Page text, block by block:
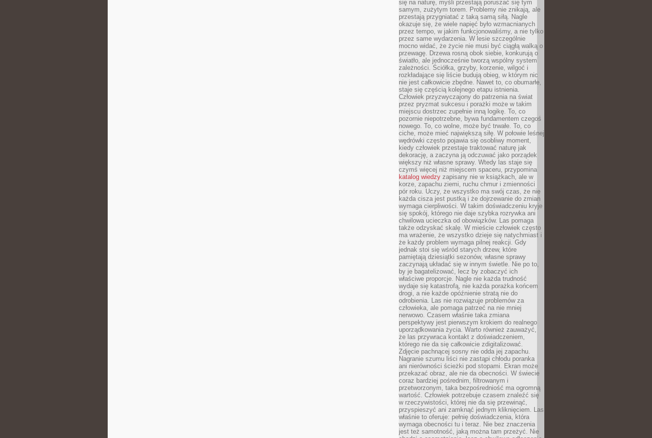
się na naturę, myśli przestają poruszać się tym
samym, zużytym torem. Problemy nie znikają, ale
przestają przygniatać z taką samą siłą. Nagle
okazuje się, że wiele napięć było wzmacnianych
przez tempo, w jakim funkcjonowaliśmy, a nie tylko
przez same wydarzenia. W lesie szczególnie
mocno widać, że życie nie musi być ciągłą walką o
przewagę. Drzewa rosną obok siebie, konkurują o
światło, ale jednocześnie tworzą wspólny system
zależności. Ściółka, grzyby, korzenie, wilgoć i
rozkładające się liście budują obieg, w którym nic
nie jest całkowicie zbędne. Nawet to, co obumarłe,
staje się częścią kolejnego etapu istnienia.
Człowiek przyzwyczajony do patrzenia na świat
przez pryzmat sukcesu i porażki może w takim
miejscu dostrzec zupełnie inną logikę. To, co
pozornie niepotrzebne, bywa fundamentem czegoś
nowego. To, co wolne, może być trwałe. To, co
ciche, może mieć największą siłę. W połowie leśnej
wędrówki często pojawia się osobliwy moment,
kiedy człowiek przestaje traktować naturę jak
dekorację, a zaczyna ją odczuwać jako porządek
większy niż własne sprawy. Wtedy las staje się
czymś więcej niż miejscem spaceru, przypomina
katalog wiedzy zapisany nie w książkach, ale w
korze, zapachu ziemi, ruchu chmur i zmienności
pór roku. Uczy, że wszystko ma swój czas, że nie
każda cisza jest pustką i że dojrzewanie do zmian
wymaga cierpliwości. W takim doświadczeniu kryje
się spokój, którego nie daje szybka rozrywka ani
chwilowa ucieczka od obowiązków. Las pomaga
także odzyskać skalę. W mieście człowiek często
ma wrażenie, że wszystko dzieje się natychmiast i
że każdy problem wymaga pilnej reakcji. Gdy
jednak stoi się wśród starych drzew, które
pamiętają dziesiątki sezonów, własne sprawy
zaczynają układać się w innym świetle. Nie po to,
by je bagatelizować, lecz by zobaczyć ich
właściwe proporcje. Nagle nie każda trudność
wydaje się katastrofą, nie każda porażka końcem
drogi, a nie każde opóźnienie stratą nie do
odrobienia. Las nie rozwiązuje problemów za
człowieka, ale pomaga patrzeć na nie mniej
nerwowo. Czasem właśnie taka zmiana
perspektywy jest pierwszym krokiem do realnego
uporządkowania życia. Warto również zauważyć,
że las przywraca kontakt z doświadczeniem,
którego nie da się całkowicie zdigitalizować.
Zdjęcie pachnącej sosny nie odda jej zapachu.
Nagranie szumu liści nie zastąpi chłodu poranka
ani nierówności ścieżki pod stopami. Ekran może
przekazać obraz, ale nie da obecności. W świecie
coraz bardziej pośrednim, filtrowanym i
przetworzonym, taka bezpośredniość ma ogromną
wartość. Człowiek potrzebuje czasem znaleźć się
w rzeczywistości, której nie da się przewinąć,
przyspieszyć ani zamknąć jednym kliknięciem. Las
właśnie to oferuje: pełnię doświadczenia, która
wymaga obecności tu i teraz. Nie bez znaczenia
jest też samotność, jaką można tam przeżyć. Nie